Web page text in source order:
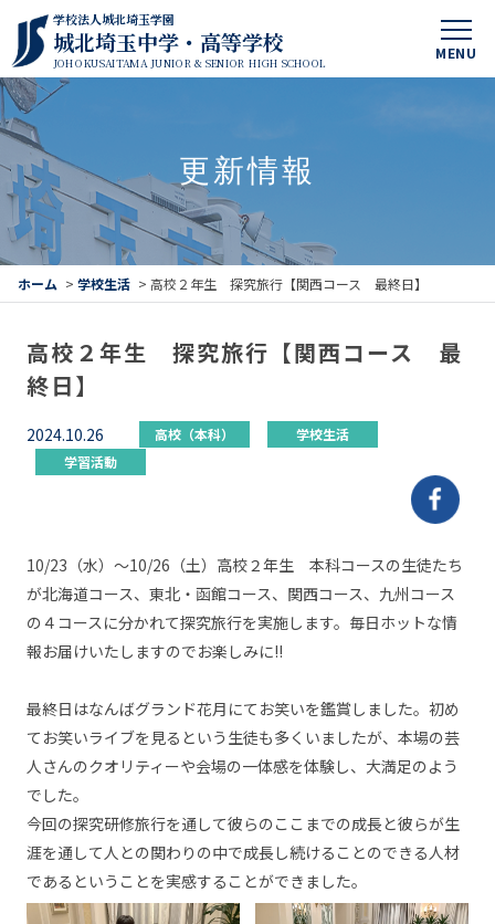
MENU
学校法人城北埼玉学園
城北埼玉中学・高等学校
JOHOKUSAITAMA JUNIOR & SENIOR HIGH SCHOOL
更新情報
ホーム > 学校生活 > 高校２年生 探究旅行【関西コース 最終日】
高校２年生 探究旅行【関西コース 最
終日】
2024.10.26 高校（本科）
学校生活
学習活動
10/23（水）～10/26（土）高校２年生 本科コースの生徒たち
が北海道コース、東北・函館コース、関西コース、九州コース
の４コースに分かれて探究旅行を実施します。毎日ホットな情
報お届けいたしますのでお楽しみに!!
最終日はなんばグランド花月にてお笑いを鑑賞しました。初め
てお笑いライブを見るという生徒も多くいましたが、本場の芸
人さんのクオリティーや会場の一体感を体験し、大満足のよう
でした。
今回の探究研修旅行を通して彼らのここまでの成長と彼らが生
涯を通して人との関わりの中で成長し続けることのできる人材
であるということを実感することができました。